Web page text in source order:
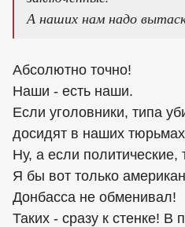
А наших нам надо
Абсолютно точно!
Наши - есть наши.
Если уголовники, типа
досидят в наших
Ну, а если
Я бы вот только
Донбасса не обменивал!
Таких - сразу к стенке! В